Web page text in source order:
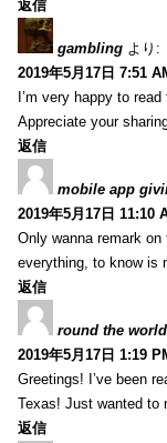
返信
gambling より:
2019年5月17日 7:51
I’m very happy to
Appreciate your
返信
mobile app
2019年5月17日 11:10
Only wanna remark
everything, to know is
返信
round the
2019年5月17日 1:19
Greetings! I’ve been
Texas! Just wanted to
返信